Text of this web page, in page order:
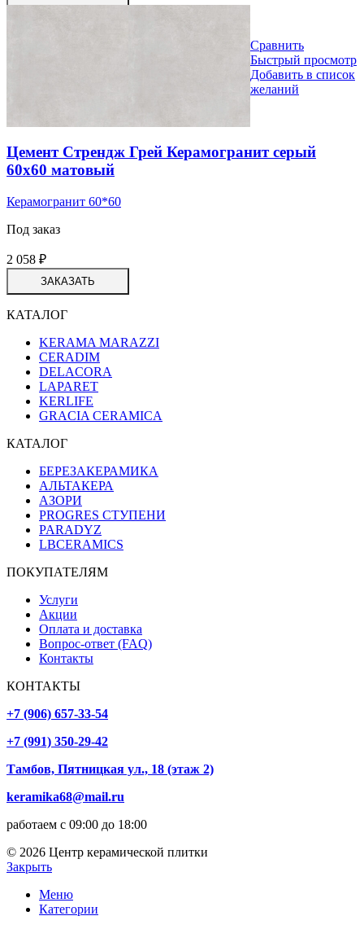
Сравнить
Быстрый просмотр
Добавить в список
желаний
Цемент Стрендж Грей Керамогранит серый
60х60 матовый
Керамогранит 60*60
Под заказ
2 058 ₽
ЗАКАЗАТЬ
КАТАЛОГ
KERAMA MARAZZI
CERADIM
DELACORA
LAPARET
KERLIFE
GRACIA CERAMICA
КАТАЛОГ
БЕРЕЗАКЕРАМИКА
АЛЬТАКЕРА
АЗОРИ
PROGRES СТУПЕНИ
PARADYZ
LBCERAMICS
ПОКУПАТЕЛЯМ
Услуги
Акции
Оплата и доставка
Вопрос-ответ (FAQ)
Контакты
КОНТАКТЫ
+7 (906) 657-33-54
+7 (991) 350-29-42
Тамбов, Пятницкая ул., 18 (этаж 2)
keramika68@mail.ru
работаем с 09:00 до 18:00
© 2026 Центр керамической плитки
Закрыть
Меню
Категории